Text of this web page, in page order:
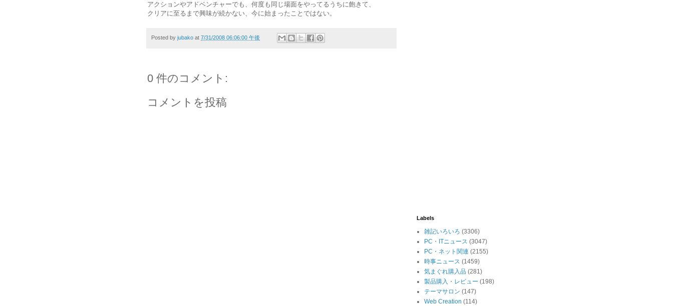
アクションやアドベンチャーでも、何度も同じ場面をやってるうちに飽きて、
クリアに至るまで興味が続かない、今に始まったことではない。
Posted by jubako at 7/31/2008 06:06:00 午後
0 件のコメント:
コメントを投稿
Labels
雑記いろいろ (3306)
PC・ITニュース (3047)
PC・ネット関連 (2155)
時事ニュース (1459)
気まぐれ購入品 (281)
製品購入・レビュー (198)
テーマサロン (147)
Web Creation (114)